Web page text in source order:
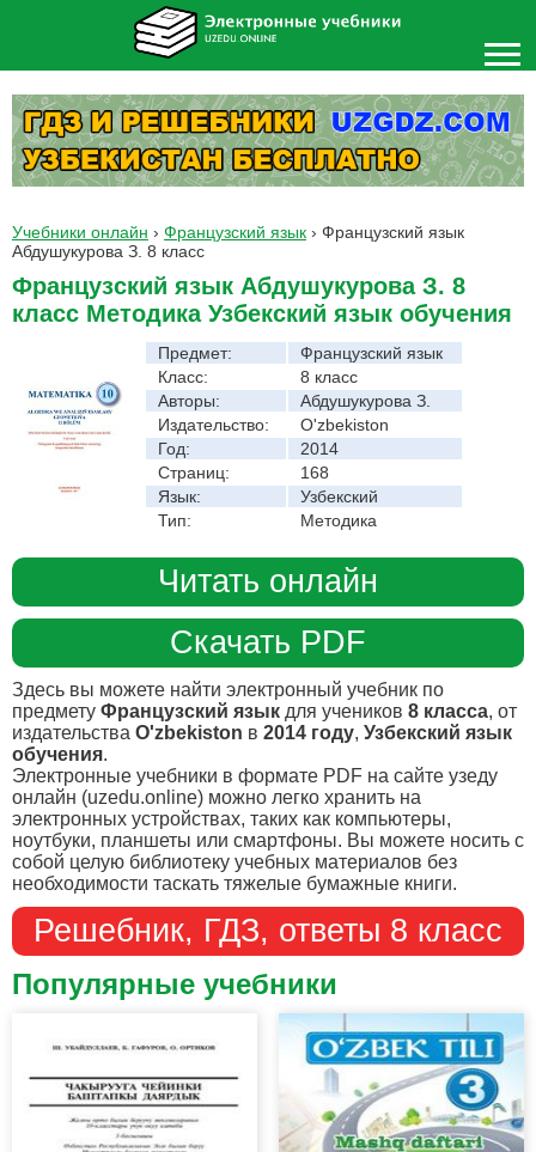
Учебники онлайн › Французский язык › Французский язык
Абдушукурова З. 8 класс
Французский язык Абдушукурова З. 8
класс Методика Узбекский язык обучения
Предмет:
Французский язык
Класс:
8 класс
Авторы:
Абдушукурова З.
Издательство:
O'zbekiston
Год:
2014
Страниц:
168
Язык:
Узбекский
Тип:
Методика
Читать онлайн
Скачать PDF
Здесь вы можете найти электронный учебник по
предмету Французский язык для учеников 8 класса, от
издательства O'zbekiston в 2014 году, Узбекский язык
обучения.
Электронные учебники в формате PDF на сайте узеду
онлайн (uzedu.online) можно легко хранить на
электронных устройствах, таких как компьютеры,
ноутбуки, планшеты или смартфоны. Вы можете носить с
собой целую библиотеку учебных материалов без
необходимости таскать тяжелые бумажные книги.
Решебник, ГДЗ, ответы 8 класс
Популярные учебники